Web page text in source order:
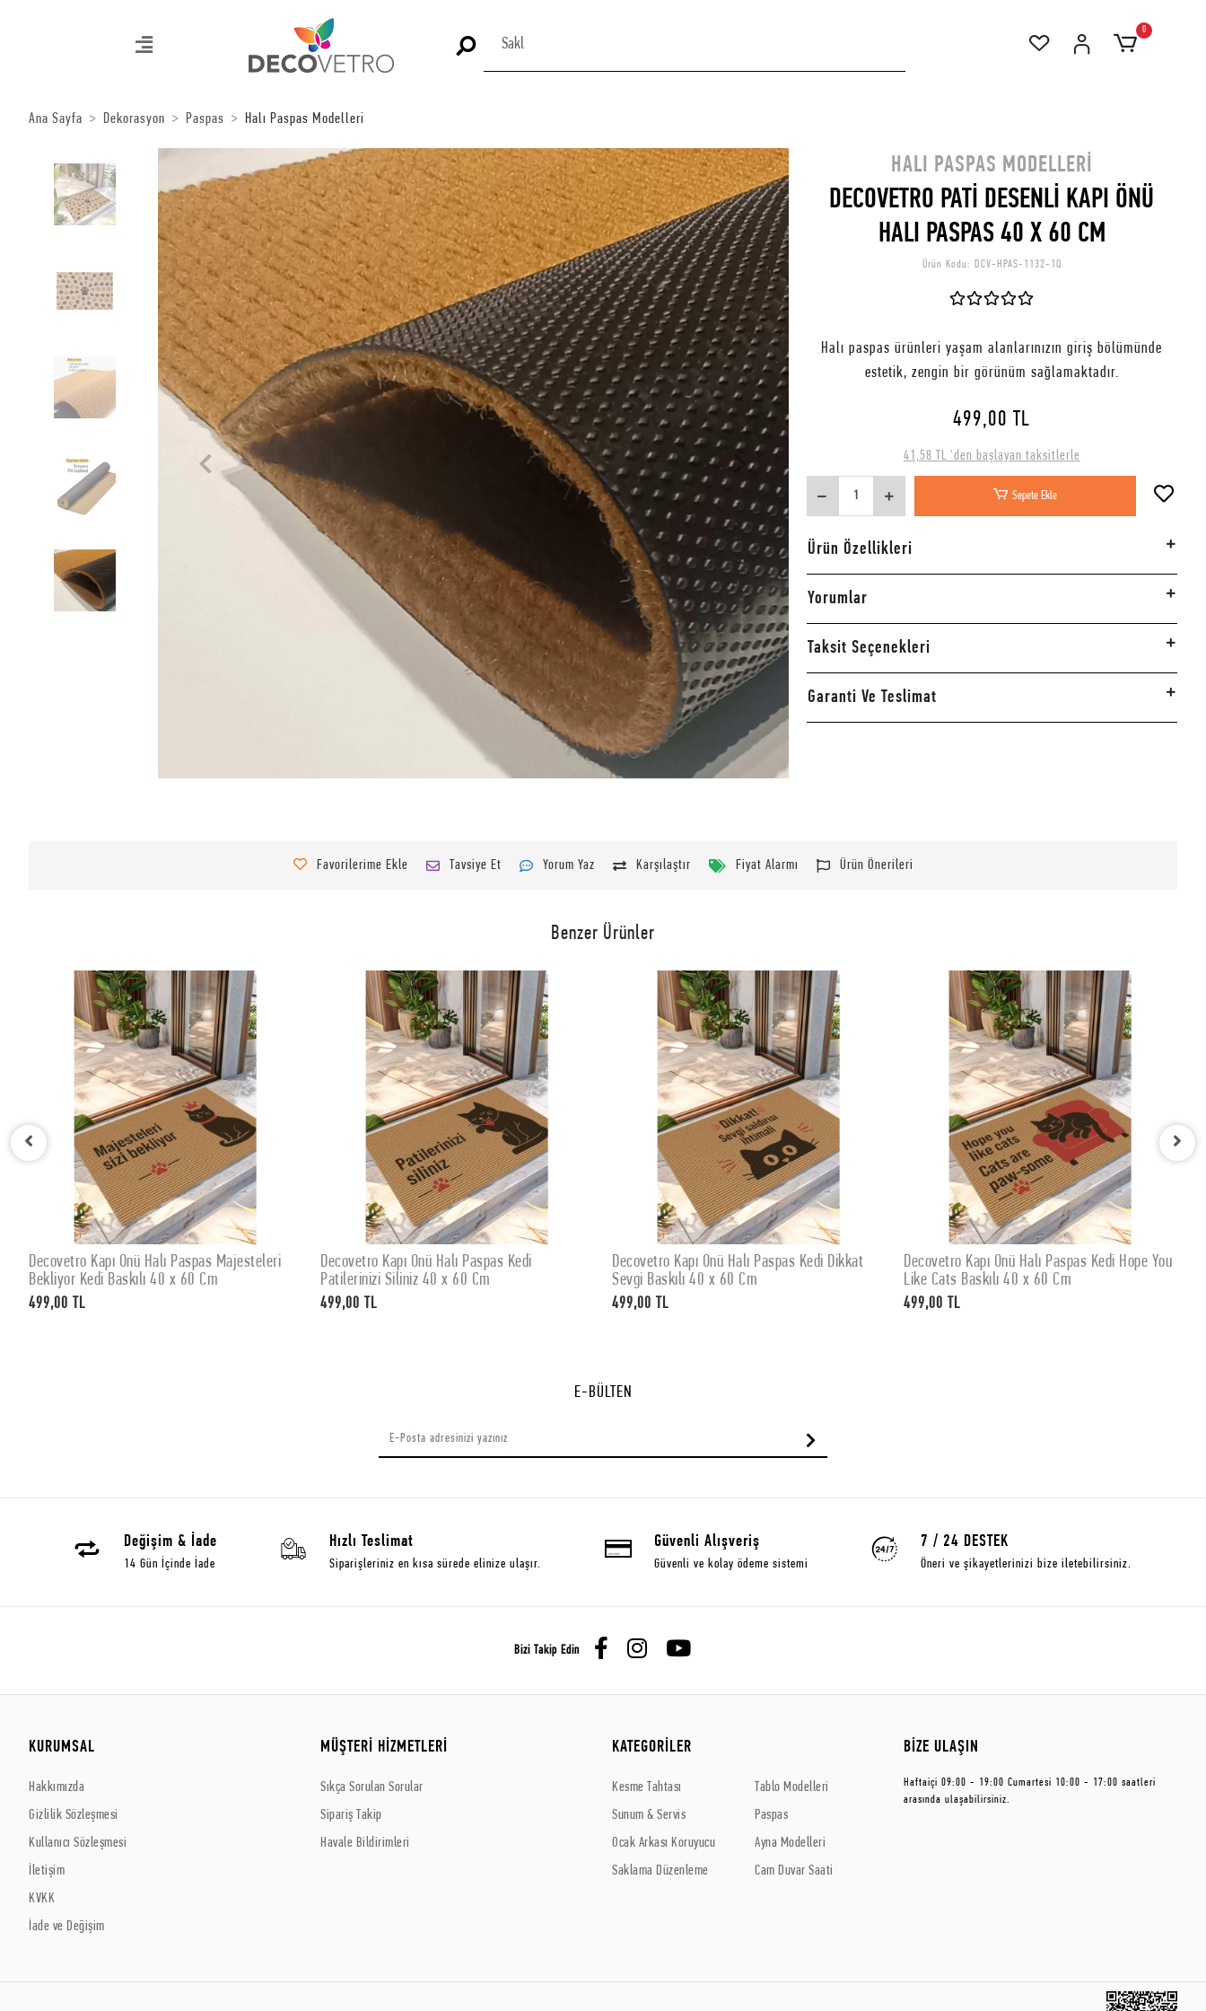
0
Ana Sayfa Dekorasyon Paspas Halı Paspas Modelleri
HALI PASPAS MODELLERI
DECOVETRO PATİ DESENLİ KAPI ÖNÜ
HALI PASPAS 40 X 60 CM
Ürün Kodu: DCV-HPAS-1132-1Q
Halı paspas ürünleri yaşam alanlarınızın giriş bölümünde
estetik, zengin bir görünüm sağlamaktadır.
499,00 TL
41,58 TL 'den başlayan taksitlerle
Sepete Ekle
Ürün Özellikleri
Yorumlar
Taksit Seçenekleri
Garanti Ve Teslimat
Favorilerime Ekle Tavsiye Et Yorum Yaz Karşılaştır Fiyat Alarmı Ürün Önerileri
Benzer Ürünler
SEPETE EKLE
Decovetro Kapı Önü Halı Paspas Majesteleri
Bekliyor Kedi Baskılı 40 x 60 Cm
499,00 TL
SEPETE EKLE
Decovetro Kapı Önü Halı Paspas Kedi
Patilerinizi Siliniz 40 x 60 Cm
499,00 TL
SEPETE EKLE
Decovetro Kapı Önü Halı Paspas Kedi Dikkat
Sevgi Baskılı 40 x 60 Cm
499,00 TL
SEPETE EKLE
Decovetro Kapı Önü Halı Paspas Kedi Hope You
Like Cats Baskılı 40 x 60 Cm
499,00 TL
E-BÜLTEN
Değişim & İade
14 Gün İçinde İade
Hızlı Teslimat
Siparişleriniz en kısa sürede elinize ulaşır.
Güvenli Alışveriş
Güvenli ve kolay ödeme sistemi
7 / 24 DESTEK
Öneri ve şikayetlerinizi bize iletebilirsiniz.
Bizi Takip Edin
KURUMSAL
Hakkımızda
Gizlilik Sözleşmesi
Kullanıcı Sözleşmesi
İletişim
KVKK
İade ve Değişim
MÜŞTERİ HİZMETLERİ
Sıkça Sorulan Sorular
Sipariş Takip
Havale Bildirimleri
KATEGORİLER
Kesme Tahtası
Sunum & Servis
Ocak Arkası Koruyucu
Saklama Düzenleme
Tablo Modelleri
Paspas
Ayna Modelleri
Cam Duvar Saati
BİZE ULAŞIN
Haftaiçi 09:00 - 19:00 Cumartesi 10:00 - 17:00 saatleri
arasında ulaşabilirsiniz.